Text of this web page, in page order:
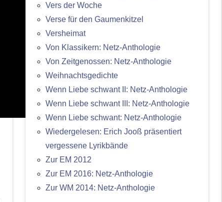
Vers der Woche
Verse für den Gaumenkitzel
Versheimat
Von Klassikern: Netz-Anthologie
Von Zeitgenossen: Netz-Anthologie
Weihnachtsgedichte
Wenn Liebe schwant II: Netz-Anthologie
Wenn Liebe schwant III: Netz-Anthologie
Wenn Liebe schwant: Netz-Anthologie
Wiedergelesen: Erich Jooß präsentiert
vergessene Lyrikbände
Zur EM 2012
Zur EM 2016: Netz-Anthologie
Zur WM 2014: Netz-Anthologie